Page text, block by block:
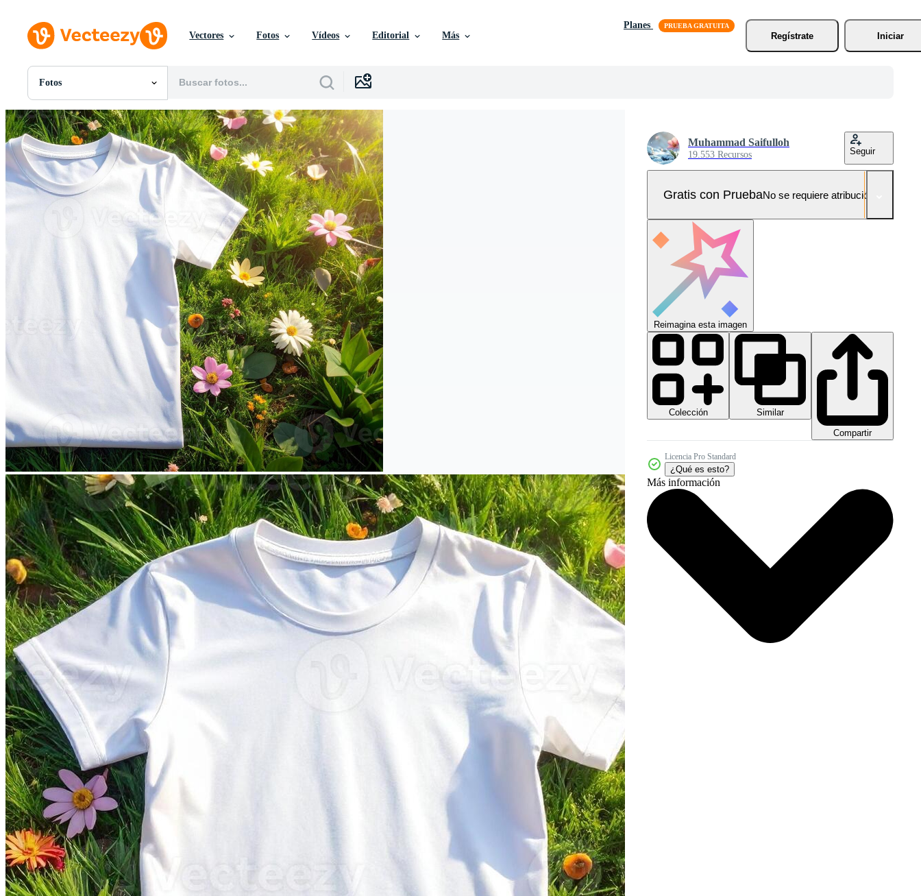
Vectores Fotos Vídeos Editorial Más
Planes
Regístrate
Iniciar
Fotos
Todas Imágenes
Fotos
PNGs
PSDs
SVGs
Plantillas
Vectores
Videos
Gráficos en Movimiento
Imágenes Editoriales
Eventos Editoriales
Muhammad Saifulloh
19.553 Recursos Seguir
Gratis con PruebaNo se requiere atribución!
Reimagina esta imagen
Colección
Similar
Compartir
Licencia Pro Standard
¿Qué es esto?
Más información